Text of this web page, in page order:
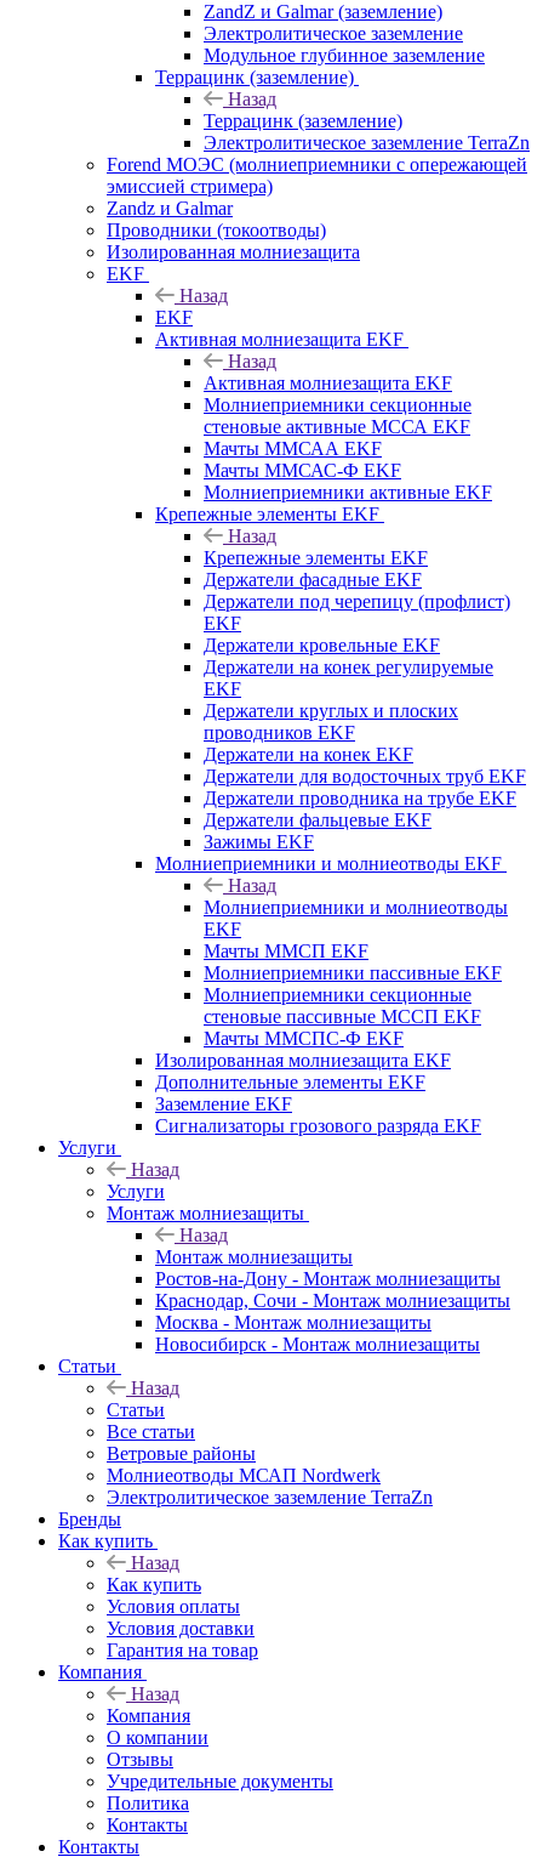
ZandZ и Galmar (заземление)
Электролитическое заземление
Модульное глубинное заземление
Террацинк (заземление)
Назад
Террацинк (заземление)
Электролитическое заземление TerraZn
Forend МОЭС (молниеприемники с опережающей
эмиссией стримера)
Zandz и Galmar
Проводники (токоотводы)
Изолированная молниезащита
EKF
Назад
EKF
Активная молниезащита EKF
Назад
Активная молниезащита EKF
Молниеприемники секционные
стеновые активные МССА EKF
Мачты ММСАА EKF
Мачты ММСАС-Ф EKF
Молниеприемники активные EKF
Крепежные элементы EKF
Назад
Крепежные элементы EKF
Держатели фасадные EKF
Держатели под черепицу (профлист)
EKF
Держатели кровельные EKF
Держатели на конек регулируемые
EKF
Держатели круглых и плоских
проводников EKF
Держатели на конек EKF
Держатели для водосточных труб EKF
Держатели проводника на трубе EKF
Держатели фальцевые EKF
Зажимы EKF
Молниеприемники и молниеотводы EKF
Назад
Молниеприемники и молниеотводы
EKF
Мачты ММСП EKF
Молниеприемники пассивные EKF
Молниеприемники секционные
стеновые пассивные МССП EKF
Мачты ММСПС-Ф EKF
Изолированная молниезащита EKF
Дополнительные элементы EKF
Заземление EKF
Сигнализаторы грозового разряда EKF
Услуги
Назад
Услуги
Монтаж молниезащиты
Назад
Монтаж молниезащиты
Ростов-на-Дону - Монтаж молниезащиты
Краснодар, Сочи - Монтаж молниезащиты
Москва - Монтаж молниезащиты
Новосибирск - Монтаж молниезащиты
Статьи
Назад
Статьи
Все статьи
Ветровые районы
Молниеотводы МСАП Nordwerk
Электролитическое заземление TerraZn
Бренды
Как купить
Назад
Как купить
Условия оплаты
Условия доставки
Гарантия на товар
Компания
Назад
Компания
О компании
Отзывы
Учредительные документы
Политика
Контакты
Контакты